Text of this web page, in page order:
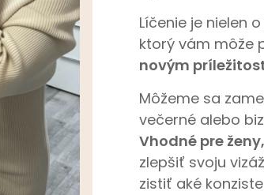
Líčenie je nielen
ktorý vám môže
novým
Môžeme sa
večerné alebo
Vhodné pre
zlepšiť svoju
zistiť aké